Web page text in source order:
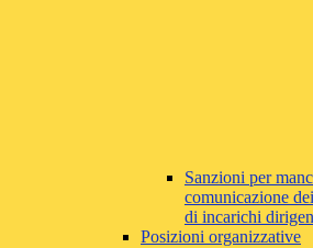
Sanzioni per
comunicazione
di incarichi
Posizioni organizzative